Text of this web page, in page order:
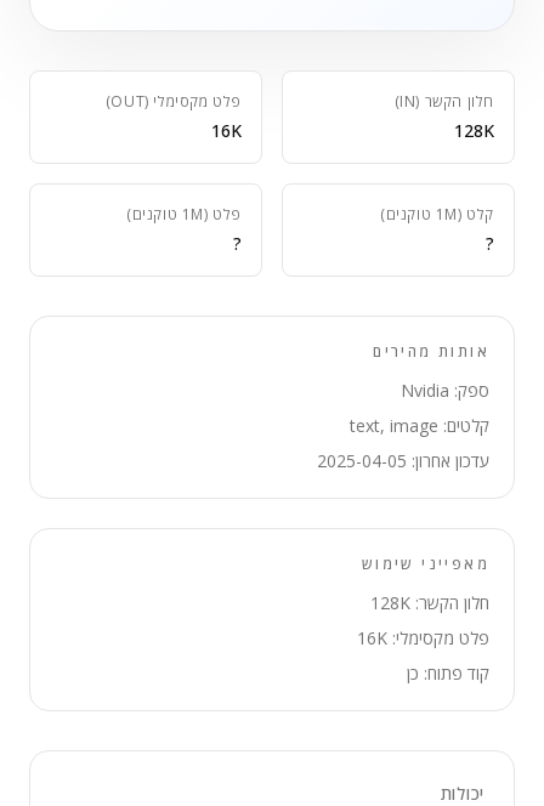
חלון הקשר (IN)
128K
פלט מקסימלי (OUT)
16K
קלט (1M טוקנים)
?
פלט (1M טוקנים)
?
אותות מהירים
ספק: Nvidia
קלטים: text, image
עדכון אחרון: 2025-04-05
מאפייני שימוש
חלון הקשר: 128K
פלט מקסימלי: 16K
קוד פתוח: כן
יכולות